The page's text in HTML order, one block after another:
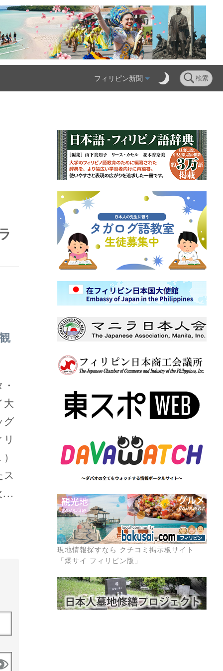
フィリピン新聞 検索
大
グ
...
現地情報探すなら クチコミ掲示板サイト
「爆サイ フィリピン版」